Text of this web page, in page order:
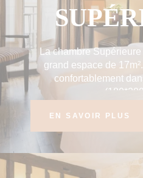
La chambre
grand espace de
confortablement
EN SAVOIR PLUS